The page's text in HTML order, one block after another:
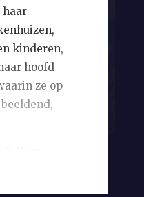
haar
kinderen,
hoofd
ze op
Hart
geregeld.